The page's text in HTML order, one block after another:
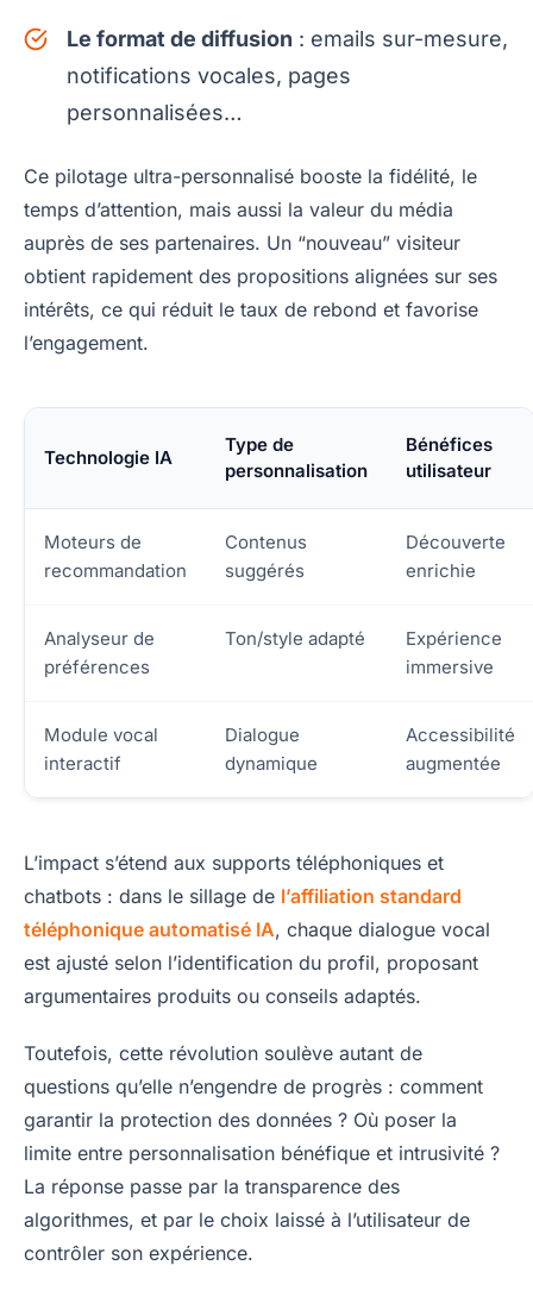
Le format de diffusion : emails sur-mesure,
notifications vocales, pages
personnalisées…
Ce pilotage ultra-personnalisé booste la fidélité, le
temps d’attention, mais aussi la valeur du média
auprès de ses partenaires. Un “nouveau” visiteur
obtient rapidement des propositions alignées sur ses
intérêts, ce qui réduit le taux de rebond et favorise
l’engagement.
Technologie IA
Type de
personnalisation
Bénéfices
utilisateur
Moteurs de
recommandation
Contenus
suggérés
Découverte
enrichie
Analyseur de
préférences
Ton/style adapté
Expérience
immersive
Module vocal
interactif
Dialogue
dynamique
Accessibilité
augmentée
L’impact s’étend aux supports téléphoniques et
chatbots : dans le sillage de l’affiliation standard
téléphonique automatisé IA, chaque dialogue vocal
est ajusté selon l’identification du profil, proposant
argumentaires produits ou conseils adaptés.
Toutefois, cette révolution soulève autant de
questions qu’elle n’engendre de progrès : comment
garantir la protection des données ? Où poser la
limite entre personnalisation bénéfique et intrusivité ?
La réponse passe par la transparence des
algorithmes, et par le choix laissé à l’utilisateur de
contrôler son expérience.